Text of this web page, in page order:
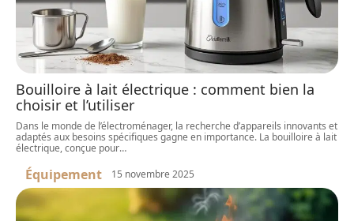
Bouilloire à lait électrique : comment bien la
choisir et l’utiliser
Dans le monde de l’électroménager, la recherche d’appareils innovants et
adaptés aux besoins spécifiques gagne en importance. La bouilloire à lait
électrique, conçue pour…
Équipement 15 novembre 2025